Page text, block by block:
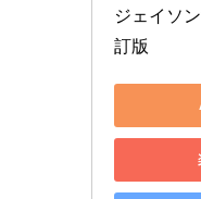
ジェイソ
訂版